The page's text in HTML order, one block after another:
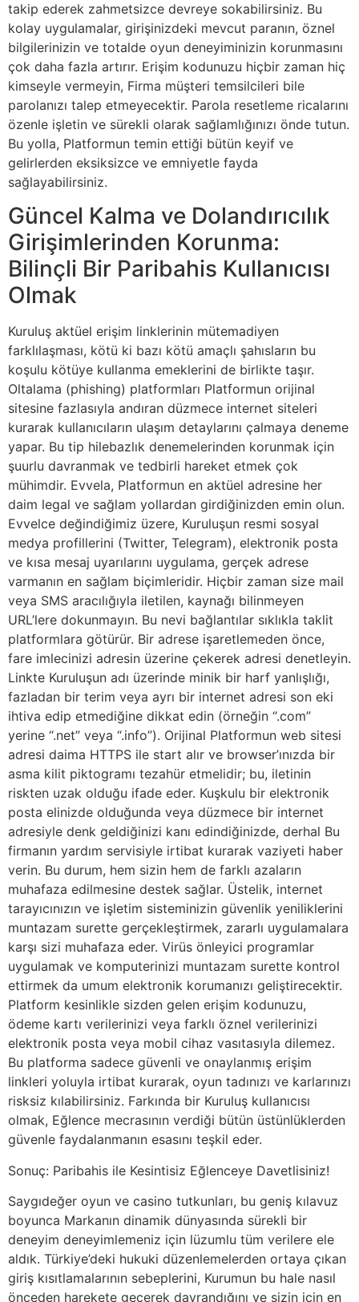
takip ederek zahmetsizce devreye sokabilirsiniz. Bu
kolay uygulamalar, girişinizdeki mevcut paranın, öznel
bilgilerinizin ve totalde oyun deneyiminizin korunmasını
çok daha fazla artırır. Erişim kodunuzu hiçbir zaman hiç
kimseyle vermeyin, Firma müşteri temsilcileri bile
parolanızı talep etmeyecektir. Parola resetleme ricalarını
özenle işletin ve sürekli olarak sağlamlığınızı önde tutun.
Bu yolla, Platformun temin ettiği bütün keyif ve
gelirlerden eksiksizce ve emniyetle fayda
sağlayabilirsiniz.
Güncel Kalma ve Dolandırıcılık
Girişimlerinden Korunma:
Bilinçli Bir Paribahis Kullanıcısı
Olmak
Kuruluş aktüel erişim linklerinin mütemadiyen
farklılaşması, kötü ki bazı kötü amaçlı şahısların bu
koşulu kötüye kullanma emeklerini de birlikte taşır.
Oltalama (phishing) platformları Platformun orijinal
sitesine fazlasıyla andıran düzmece internet siteleri
kurarak kullanıcıların ulaşım detaylarını çalmaya deneme
yapar. Bu tip hilebazlık denemelerinden korunmak için
şuurlu davranmak ve tedbirli hareket etmek çok
mühimdir. Evvela, Platformun en aktüel adresine her
daim legal ve sağlam yollardan girdiğinizden emin olun.
Evvelce değindiğimiz üzere, Kuruluşun resmi sosyal
medya profillerini (Twitter, Telegram), elektronik posta
ve kısa mesaj uyarılarını uygulama, gerçek adrese
varmanın en sağlam biçimleridir. Hiçbir zaman size mail
veya SMS aracılığıyla iletilen, kaynağı bilinmeyen
URL’lere dokunmayın. Bu nevi bağlantılar sıklıkla taklit
platformlara götürür. Bir adrese işaretlemeden önce,
fare imlecinizi adresin üzerine çekerek adresi denetleyin.
Linkte Kuruluşun adı üzerinde minik bir harf yanlışlığı,
fazladan bir terim veya ayrı bir internet adresi son eki
ihtiva edip etmediğine dikkat edin (örneğin “.com”
yerine “.net” veya “.info”). Orijinal Platformun web sitesi
adresi daima HTTPS ile start alır ve browser’ınızda bir
asma kilit piktogramı tezahür etmelidir; bu, iletinin
riskten uzak olduğu ifade eder. Kuşkulu bir elektronik
posta elinizde olduğunda veya düzmece bir internet
adresiyle denk geldiğinizi kanı edindiğinizde, derhal Bu
firmanın yardım servisiyle irtibat kurarak vaziyeti haber
verin. Bu durum, hem sizin hem de farklı azaların
muhafaza edilmesine destek sağlar. Üstelik, internet
tarayıcınızın ve işletim sisteminizin güvenlik yeniliklerini
muntazam surette gerçekleştirmek, zararlı uygulamalara
karşı sizi muhafaza eder. Virüs önleyici programlar
uygulamak ve komputerinizi muntazam surette kontrol
ettirmek da umum elektronik korumanızı geliştirecektir.
Platform kesinlikle sizden gelen erişim kodunuzu,
ödeme kartı verilerinizi veya farklı öznel verilerinizi
elektronik posta veya mobil cihaz vasıtasıyla dilemez.
Bu platforma sadece güvenli ve onaylanmış erişim
linkleri yoluyla irtibat kurarak, oyun tadınızı ve karlarınızı
risksiz kılabilirsiniz. Farkında bir Kuruluş kullanıcısı
olmak, Eğlence mecrasının verdiği bütün üstünlüklerden
güvenle faydalanmanın esasını teşkil eder.
Sonuç: Paribahis ile Kesintisiz Eğlenceye Davetlisiniz!
Saygıdeğer oyun ve casino tutkunları, bu geniş kılavuz
boyunca Markanın dinamik dünyasında sürekli bir
deneyim deneyimlemeniz için lüzumlu tüm verilere ele
aldık. Türkiye’deki hukuki düzenlemelerden ortaya çıkan
giriş kısıtlamalarının sebeplerini, Kurumun bu hale nasıl
önceden harekete geçerek davrandığını ve sizin için en